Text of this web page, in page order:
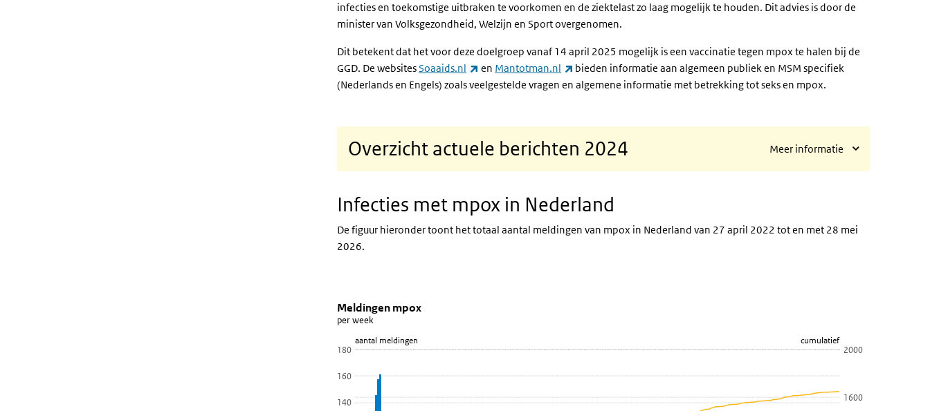
infecties en toekomstige uitbraken te voorkomen en de ziektelast zo laag mogelijk te houden. Dit advies is door de
minister van Volksgezondheid, Welzijn en Sport overgenomen.
Dit betekent dat het voor deze doelgroep vanaf 14 april 2025 mogelijk is een vaccinatie tegen mpox te halen bij de
GGD. De websitesSoaaids.nl (externe link)
en Mantotman.nl (externe link)
bieden informatie aan algemeen publiek en MSM specifiek
(Nederlands en Engels) zoals veelgestelde vragen en algemene informatie met betrekking tot seks en mpox.
Overzicht actuele berichten 2024 Meer informatie
Infecties met mpox in Nederland
De figuur hieronder toont het totaal aantal meldingen van mpox in Nederland van 27 april 2022 tot en met 28 mei
2026.
Infecties met mpox in Nederland per week
Sla de grafiek 'Meldingen mpox' over en ga naar de datatabel
Meldingen mpox
per week
De grafiek heeft 2 Y-assen die aantal meldingen en cumulatief weergeven
aantal meldingen cumulatief
Meldingen mpox
per week
140
160
180
1600
2000